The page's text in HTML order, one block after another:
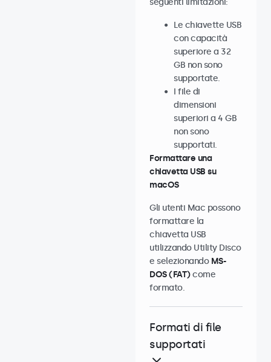
seguenti limitazioni:
Le chiavette USB
con capacità
superiore a 32
GB non sono
supportate.
I file di
dimensioni
superiori a 4 GB
non sono
supportati.
Formattare una
chiavetta USB su
macOS
Gli utenti Mac possono
formattare la
chiavetta USB
utilizzando Utility Disco
e selezionando MS-
DOS (FAT)come
formato.
Formati di file
supportati